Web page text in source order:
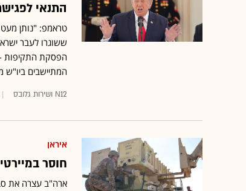
התנאי
טראמפ: "נותן מעט
ששוגרו לעבר
הפסקת התקיפות -
המתיישבים ביו"ש
N12 ושירות גלובס
איראן
חוסר
ארה"ב עצרה את